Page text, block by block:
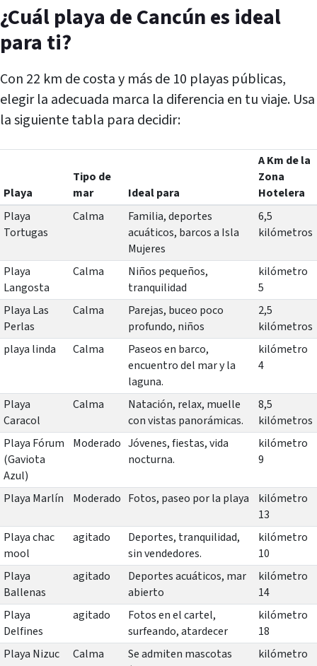
¿Cuál playa de Cancún es ideal
para ti?
Con 22 km de costa y más de 10 playas públicas,
elegir la adecuada marca la diferencia en tu viaje. Usa
la siguiente tabla para decidir:
Playa
Tipo de
mar
Ideal para
A Km de la
Zona
Hotelera
Playa
Tortugas
Calma
Familia, deportes
acuáticos, barcos a Isla
Mujeres
6,5
kilómetros
Playa
Langosta
Calma
Niños pequeños,
tranquilidad
kilómetro
5
Playa Las
Perlas
Calma
Parejas, buceo poco
profundo, niños
2,5
kilómetros
playa linda
Calma
Paseos en barco,
encuentro del mar y la
laguna.
kilómetro
4
Playa
Caracol
Calma
Natación, relax, muelle
con vistas panorámicas.
8,5
kilómetros
Playa Fórum
(Gaviota
Azul)
Moderado Jóvenes, fiestas, vida
nocturna.
kilómetro
9
Playa Marlín Moderado Fotos, paseo por la playa
kilómetro
13
Playa chac
mool
agitado
Deportes, tranquilidad,
sin vendedores.
kilómetro
10
Playa
Ballenas
agitado
Deportes acuáticos, mar
abierto
kilómetro
14
Playa
Delfines
agitado
Fotos en el cartel,
surfeando, atardecer
kilómetro
18
Playa Nizuc
Calma
Se admiten mascotas
kilómetro